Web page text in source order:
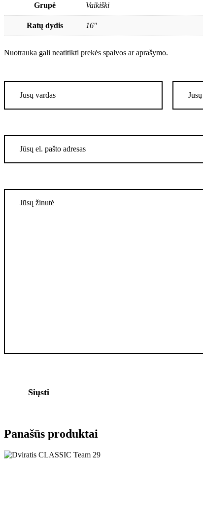
Grupė Vaikiški
Ratų dydis 16"
Nuotrauka gali neatitikti prekės spalvos ar aprašymo.
Panašūs produktai